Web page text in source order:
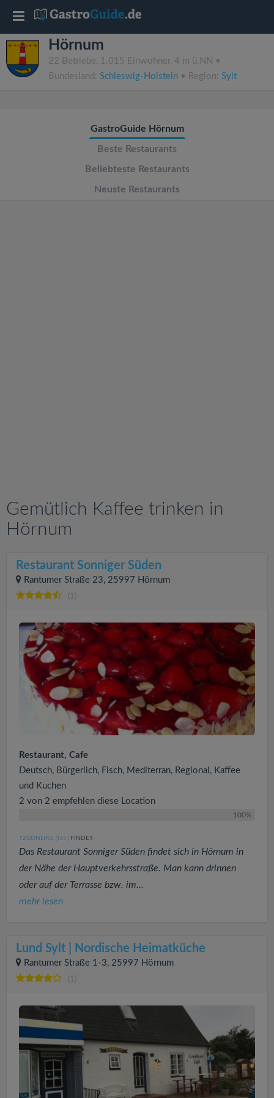
Hörnum
22 Betriebe, 1.015 Einwohner, 4 m ü.NN •
Bundesland: Schleswig-Holstein • Region: Sylt
GastroGuide Hörnum
Beste Restaurants
Beliebteste Restaurants
Neuste Restaurants
Gemütlich Kaffee trinken in
Hörnum
Restaurant Sonniger Süden
Rantumer Straße 23, 25997 Hörnum
(1)
Restaurant, Cafe
Deutsch, Bürgerlich, Fisch, Mediterran, Regional, Kaffee
und Kuchen
2 von 2 empfehlen diese Location
100%
TZGONLINE (183 ) FINDET:
Das Restaurant Sonniger Süden findet sich in Hörnum in
der Nähe der Hauptverkehrsstraße. Man kann drinnen
oder auf der Terrasse bzw. im...
mehr lesen
Lund Sylt | Nordische Heimatküche
Rantumer Straße 1-3, 25997 Hörnum
(1)
T
o
g